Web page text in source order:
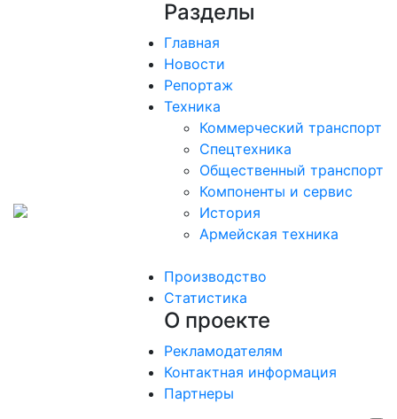
Разделы
Главная
Новости
Репортаж
Техника
Коммерческий транспорт
Спецтехника
Общественный транспорт
Компоненты и сервис
История
Армейская техника
Производство
Статистика
О проекте
Рекламодателям
Контактная информация
Партнеры